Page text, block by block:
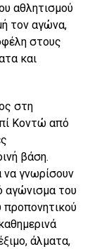
αθλητισμού
τον αγώνα,
στους
και
στη
Κοντώ από
βάση.
να γνωρίσουν
αγώνισμα του
προπονητικού
άλματα,